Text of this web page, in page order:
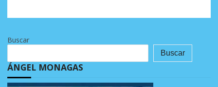
Buscar
Buscar
ÁNGEL MONAGAS